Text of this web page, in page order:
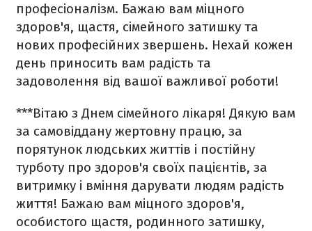
професіоналізм. Бажаю вам міцного
здоров'я, щастя, сімейного затишку та
нових професійних звершень. Нехай кожен
день приносить вам радість та
задоволення від вашої важливої роботи!
***Вітаю з Днем сімейного лікаря! Дякую вам
за самовіддану жертовну працю, за
порятунок людських життів і постійну
турботу про здоров'я своїх пацієнтів, за
витримку і вміння дарувати людям радість
життя! Бажаю вам міцного здоров'я,
особистого щастя, родинного затишку,